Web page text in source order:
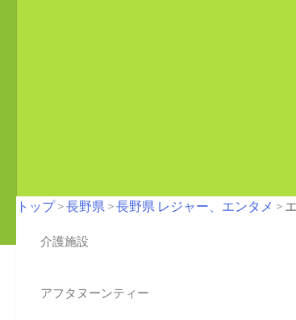
トップ >長野県 >長野県 レジャー、エンタメ >
介護施設
アフタヌーンティー